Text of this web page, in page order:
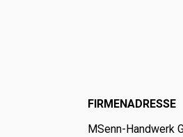
FIRMENADRESSE
MSenn-Handwerk